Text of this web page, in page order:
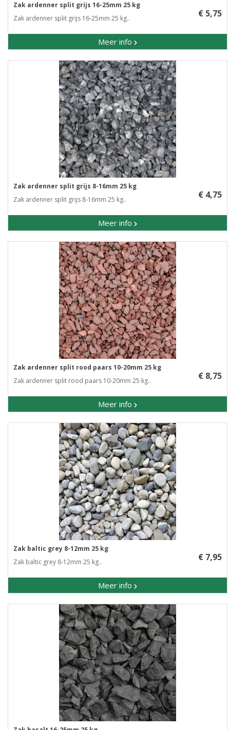
Zak ardenner split grijs 16-25mm 25 kg
Zak ardenner split grijs 16-25mm 25 kg..
Meer info
€ 5,75
Zak ardenner split grijs 8-16mm 25 kg
Zak ardenner split grijs 8-16mm 25 kg..
Meer info
€ 4,75
Zak ardenner split rood paars 10-20mm 25 kg
Zak ardenner split rood paars 10-20mm 25 kg..
Meer info
€ 8,75
Zak baltic grey 8-12mm 25 kg
Zak baltic grey 8-12mm 25 kg..
Meer info
€ 7,95